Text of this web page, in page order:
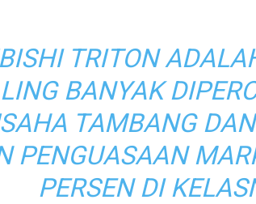
TRITON
BANYAK
TAMBANG
PENGUASAAN
PERSEN DI